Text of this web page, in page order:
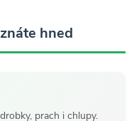
hned
prach i chlupy.